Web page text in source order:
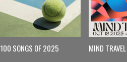
100 SONGS OF 2025 MIND TRAVEL